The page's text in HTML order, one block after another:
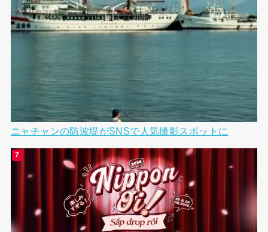
ニャチャンの防波堤がSNSで人気撮影スポットに